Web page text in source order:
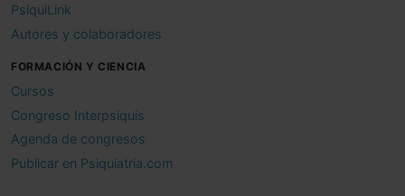
PsiquiLink
Autores y colaboradores
FORMACIÓN Y CIENCIA
Cursos
Congreso Interpsiquis
Agenda de congresos
Publicar en Psiquiatria.com